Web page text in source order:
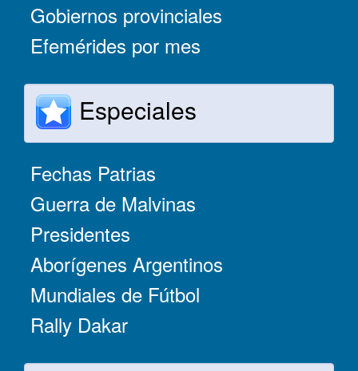
Gobiernos provinciales
Efemérides por mes
Especiales
Fechas Patrias
Guerra de Malvinas
Presidentes
Aborígenes Argentinos
Mundiales de Fútbol
Rally Dakar